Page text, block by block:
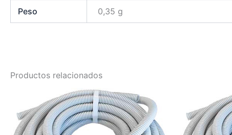
Peso 0,35 g
Productos relacionados